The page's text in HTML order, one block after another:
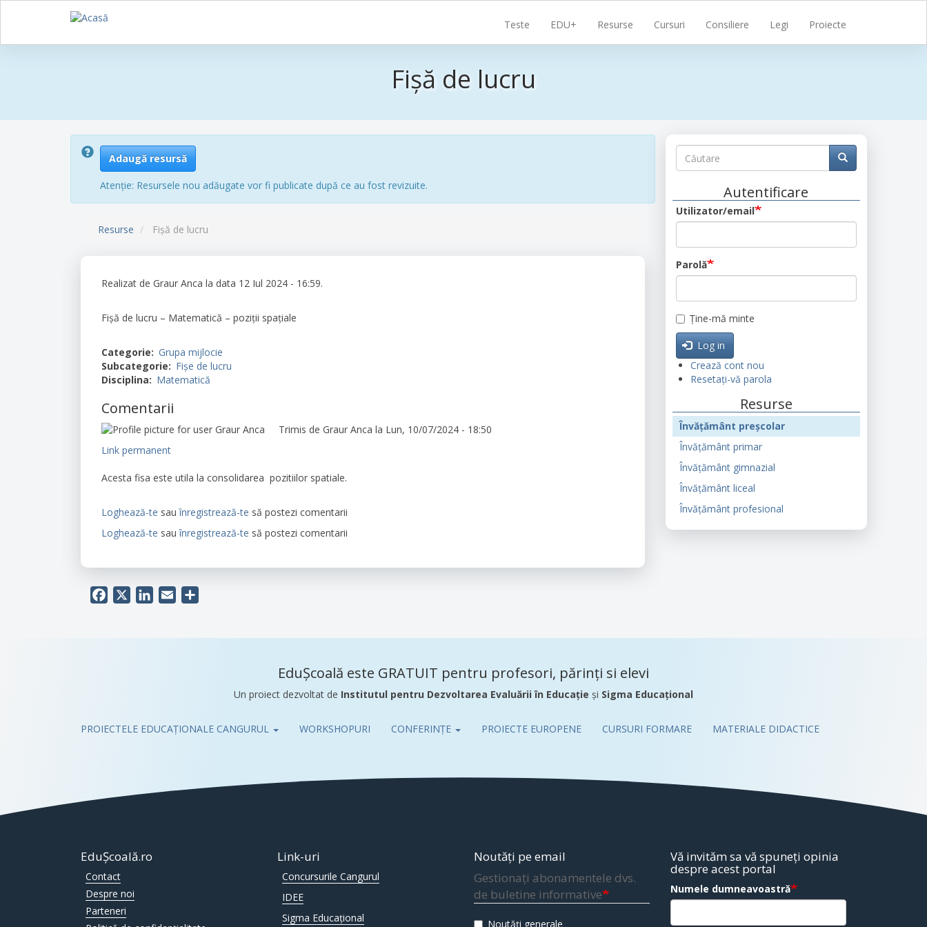
Sari
principală
Teste EDU+ Resurse Cursuri Consiliere Legi Proiecte
Fișă de lucru
Adaugă resursă
Atenție: Resursele nou adăugate vor fi publicate după ce au fost revizuite.
Resurse Fișă de lucru
Realizat de Graur Anca la data 12 Iul 2024 - 16:59.
Fișă de lucru – Matematică – poziții spațiale
Categorie
Grupa mijlocie
Subcategorie
Fișe de lucru
Disciplina
Matematică
Comentarii
Trimis de Graur Anca la Lun, 10/07/2024 - 18:50
Link permanent
Acesta fisa este utila la consolidarea pozitiilor spatiale.
Loghează-te sauînregistrează-te să postezi comentarii
Loghează-te sauînregistrează-te să postezi comentarii
Facebook LinkedIn
Email
Căutare
Căutare Căutare
Autentificare
Utilizator/email
Parolă
Ține-mă minte
Log in
Crează cont nou
Resetați-vă parola
Resurse
Învățământ preșcolar
Învățământ primar
Învățământ gimnazial
Învățământ liceal
Învățământ profesional
EduȘcoală este GRATUIT pentru profesori, părinți si elevi
Un proiect dezvoltat de Institutul pentru Dezvoltarea Evaluării în Educație și Sigma Educațional
Pub
PROIECTELE EDUCAȚIONALE CANGURUL WORKSHOPURI CONFERINȚE PROIECTE EUROPENE CURSURI FORMARE MATERIALE DIDACTICE
EduȘcoală.ro
Contact
Despre noi
Parteneri
Link-uri
Concursurile Cangurul
IDEE
Sigma Educațional
Noutăți pe email
Gestionați abonamentele dvs.
de buletine informative
Noutăți generale
Vă invităm sa vă spuneți opinia
despre acest portal
Numele dumneavoastră